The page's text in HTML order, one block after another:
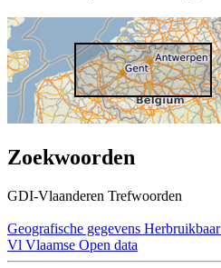
Zoekwoorden
GDI-Vlaanderen Trefwoorden
Geografische gegevens Herbruikbaar
Vl Vlaamse Open data